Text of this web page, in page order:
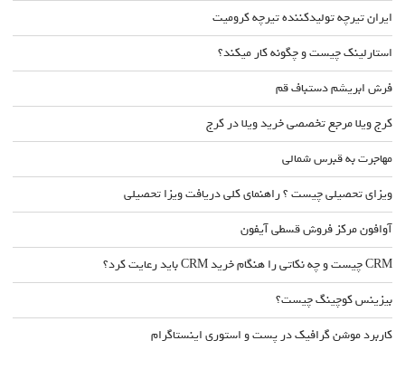
ایران تیرچه تولیدکننده تیرچه کرومیت
استارلینک چیست و چگونه کار میکند؟
فرش ابریشم دستباف قم
کرج ویلا مرجع تخصصی خرید ویلا در کرج
مهاجرت به قبرس شمالی
ویزای تحصیلی چیست ؟ راهنمای کلی دریافت ویزا تحصیلی
آوافون مرکز فروش قسطی آیفون
CRM چیست و چه نکاتی را هنگام خرید CRM باید رعایت کرد؟
بیزینس کوچینگ چیست؟
کاربرد موشن گرافیک در پست و استوری اینستاگرام